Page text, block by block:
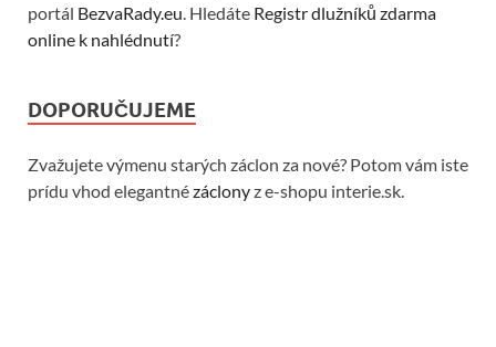
portál BezvaRady.eu. Hledáte Registr dlužníků zdarma
online k nahlédnutí?
DOPORUČUJEME
Zvažujete výmenu starých záclon za nové? Potom vám iste
prídu vhod elegantnézáclonyz e-shopu interie.sk.